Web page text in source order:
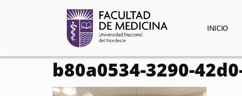
INICIO
b80a0534-3290-